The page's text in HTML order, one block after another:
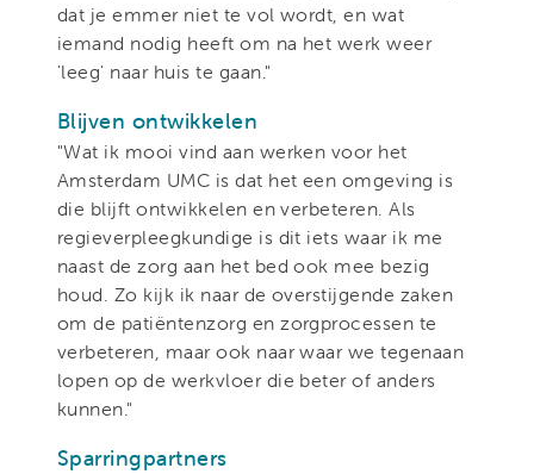
dat je emmer niet te vol wordt, en wat
iemand nodig heeft om na het werk weer
'leeg' naar huis te gaan."
Blijven ontwikkelen
"Wat ik mooi vind aan werken voor het
Amsterdam UMC is dat het een omgeving is
die blijft ontwikkelen en verbeteren. Als
regieverpleegkundige is dit iets waar ik me
naast de zorg aan het bed ook mee bezig
houd. Zo kijk ik naar de overstijgende zaken
om de patiëntenzorg en zorgprocessen te
verbeteren, maar ook naar waar we tegenaan
lopen op de werkvloer die beter of anders
kunnen."
Sparringpartners